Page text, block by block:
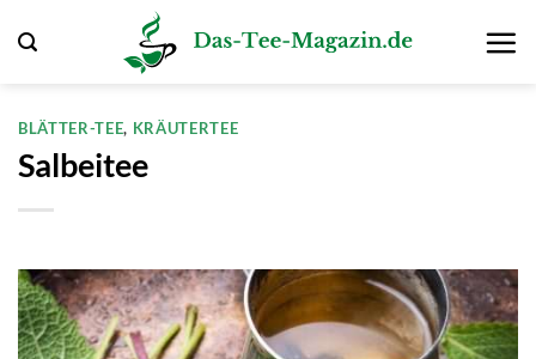
Inhalt
BLÄTTER-TEE, KRÄUTERTEE
Salbeitee